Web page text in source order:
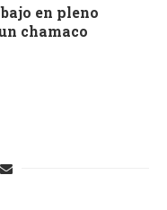
en pleno
chamaco